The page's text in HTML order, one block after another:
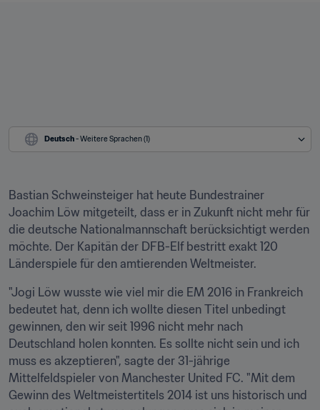
Deutsch - Weitere Sprachen (1)
Bastian Schweinsteiger hat heute Bundestrainer
Joachim Löw mitgeteilt, dass er in Zukunft nicht mehr für
die deutsche Nationalmannschaft berücksichtigt werden
möchte. Der Kapitän der DFB-Elf bestritt exakt 120
Länderspiele für den amtierenden Weltmeister.
"Jogi Löw wusste wie viel mir die EM 2016 in Frankreich
bedeutet hat, denn ich wollte diesen Titel unbedingt
gewinnen, den wir seit 1996 nicht mehr nach
Deutschland holen konnten. Es sollte nicht sein und ich
muss es akzeptieren", sagte der 31-jährige
Mittelfeldspieler von Manchester United FC. "Mit dem
Gewinn des Weltmeistertitels 2014 ist uns historisch und